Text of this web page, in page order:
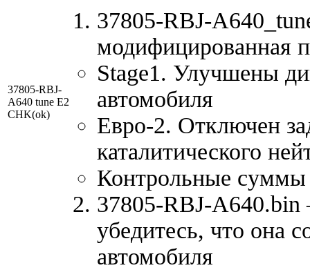
37805-RBJ-
A640 tune E2
CHK(ok)
37805-RBJ-
модифицированная
Stage1. Улучшены
автомобиля
Евро-2. Отключен
каталитического
Контрольные суммы
37805-RBJ-A640.bin
убедитесь, что она
автомобиля